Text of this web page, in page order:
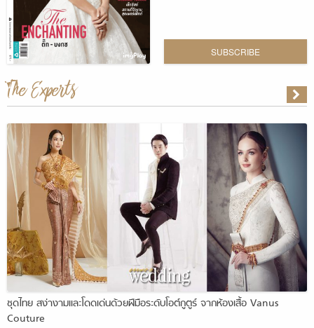
SUBSCRIBE
The Experts
ชุดไทย สง่างามและโดดเด่นด้วยฝีมือระดับโอต์กูตูร์ จากห้องเสื้อ Vanus
Couture